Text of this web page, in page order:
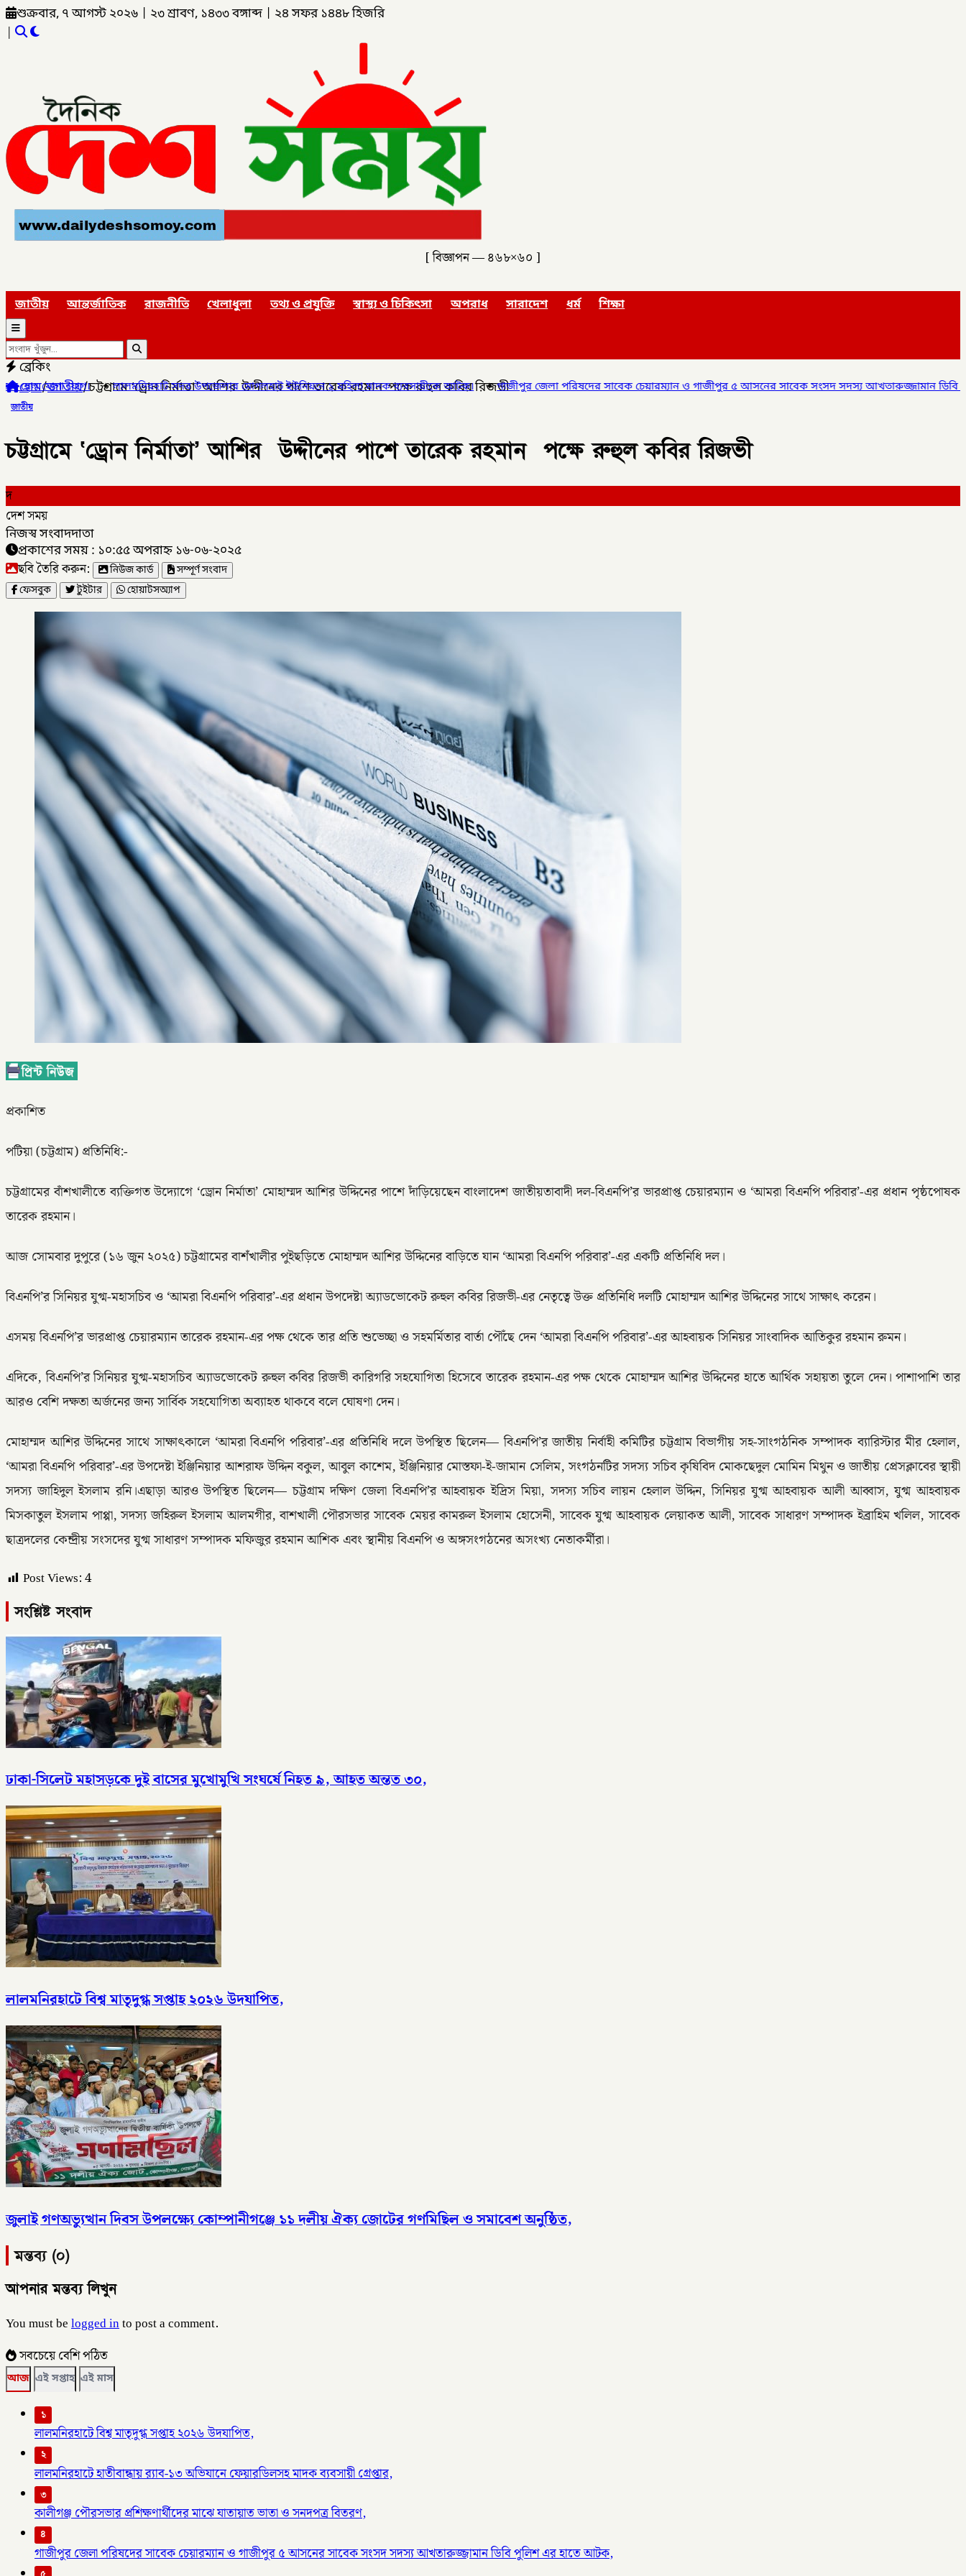
শুক্রবার, ৭ আগস্ট ২০২৬ ২৩ শ্রাবণ, ১৪৩৩ বঙ্গাব্দ ২৪ সফর ১৪৪৮ হিজরি
|
[ বিজ্ঞাপন — ৪৬৮×৬০ ]
জাতীয় আন্তর্জাতিক রাজনীতি খেলাধুলা তথ্য ও প্রযুক্তি স্বাস্থ্য ও চিকিৎসা অপরাধ সারাদেশ ধর্ম শিক্ষা
ব্রেকিং
সদর উপজেলার মোগলহাট ইউনিয়নে ১ মহিলা মাদক ব্যবসায়ীকে আটক।✦গাজীপুর জেলা পরিষদের সাবেক চেয়ারম্যান ও গাজীপুর ৫ আসনের সাবেক সংসদ সদস্য আখতারুজ্জামান ডিবি পুলিশ এর হাতে আটক,✦
হোম/জাতীয়/চট্টগ্রামে ‘ড্রোন নির্মাতা’ আশির উদ্দীনের পাশে তারেক রহমান পক্ষে রুহুল কবির রিজভী
জাতীয়
চট্টগ্রামে ‘ড্রোন নির্মাতা’ আশির উদ্দীনের পাশে তারেক রহমান পক্ষে রুহুল কবির রিজভী
দ
দেশ সময়
নিজস্ব সংবাদদাতা
প্রকাশের সময় : ১০:৫৫ অপরাহ্ন ১৬-০৬-২০২৫
ছবি তৈরি করুন: নিউজ কার্ড
সম্পূর্ণ সংবাদ
ফেসবুক
টুইটার হোয়াটসঅ্যাপ
প্রকাশিত
পটিয়া (চট্টগ্রাম) প্রতিনিধি:-
চট্টগ্রামের বাঁশখালীতে ব্যক্তিগত উদ্যোগে ‘ড্রোন নির্মাতা’ মোহাম্মদ আশির উদ্দিনের পাশে দাঁড়িয়েছেন বাংলাদেশ জাতীয়তাবাদী দল-বিএনপি’র ভারপ্রাপ্ত চেয়ারম্যান ও ‘আমরা বিএনপি পরিবার’-এর প্রধান পৃষ্ঠপোষক
তারেক রহমান।
আজ সোমবার দুপুরে (১৬ জুন ২০২৫) চট্টগ্রামের বাশঁখালীর পুইছড়িতে মোহাম্মদ আশির উদ্দিনের বাড়িতে যান ‘আমরা বিএনপি পরিবার’-এর একটি প্রতিনিধি দল।
বিএনপি’র সিনিয়র যুগ্ম-মহাসচিব ও ‘আমরা বিএনপি পরিবার’-এর প্রধান উপদেষ্টা অ্যাডভোকেট রুহুল কবির রিজভী-এর নেতৃত্বে উক্ত প্রতিনিধি দলটি মোহাম্মদ আশির উদ্দিনের সাথে সাক্ষাৎ করেন।
এসময় বিএনপি’র ভারপ্রাপ্ত চেয়ারম্যান তারেক রহমান-এর পক্ষ থেকে তার প্রতি শুভেচ্ছা ও সহমর্মিতার বার্তা পৌঁছে দেন ‘আমরা বিএনপি পরিবার’-এর আহবায়ক সিনিয়র সাংবাদিক আতিকুর রহমান রুমন।
এদিকে, বিএনপি’র সিনিয়র যুগ্ম-মহাসচিব অ্যাডভোকেট রুহুল কবির রিজভী কারিগরি সহযোগিতা হিসেবে তারেক রহমান-এর পক্ষ থেকে মোহাম্মদ আশির উদ্দিনের হাতে আর্থিক সহায়তা তুলে দেন। পাশাপাশি তার
আরও বেশি দক্ষতা অর্জনের জন্য সার্বিক সহযোগিতা অব্যাহত থাকবে বলে ঘোষণা দেন।
মোহাম্মদ আশির উদ্দিনের সাথে সাক্ষাৎকালে ‘আমরা বিএনপি পরিবার’-এর প্রতিনিধি দলে উপস্থিত ছিলেন— বিএনপি’র জাতীয় নির্বাহী কমিটির চট্টগ্রাম বিভাগীয় সহ-সাংগঠনিক সম্পাদক ব্যারিস্টার মীর হেলাল,
‘আমরা বিএনপি পরিবার’-এর উপদেষ্টা ইঞ্জিনিয়ার আশরাফ উদ্দিন বকুল, আবুল কাশেম, ইঞ্জিনিয়ার মোস্তফা-ই-জামান সেলিম, সংগঠনটির সদস্য সচিব কৃষিবিদ মোকছেদুল মোমিন মিথুন ও জাতীয় প্রেসক্লাবের স্থায়ী
সদস্য জাহিদুল ইসলাম রনি।এছাড়া আরও উপস্থিত ছিলেন— চট্টগ্রাম দক্ষিণ জেলা বিএনপি’র আহবায়ক ইদ্রিস মিয়া, সদস্য সচিব লায়ন হেলাল উদ্দিন, সিনিয়র যুগ্ম আহবায়ক আলী আব্বাস, যুগ্ম আহবায়ক
মিসকাতুল ইসলাম পাপ্পা, সদস্য জহিরুল ইসলাম আলমগীর, বাশখালী পৌরসভার সাবেক মেয়র কামরুল ইসলাম হোসেনী, সাবেক যুগ্ম আহবায়ক লেয়াকত আলী, সাবেক সাধারণ সম্পাদক ইব্রাহিম খলিল, সাবেক
ছাত্রদলের কেন্দ্রীয় সংসদের যুগ্ম সাধারণ সম্পাদক মফিজুর রহমান আশিক এবং স্থানীয় বিএনপি ও অঙ্গসংগঠনের অসংখ্য নেতাকর্মীরা।
Post Views:4
সংশ্লিষ্ট সংবাদ
ঢাকা-সিলেট মহাসড়কে দুই বাসের মুখোমুখি সংঘর্ষে নিহত ৯, আহত অন্তত ৩০,
লালমনিরহাটে বিশ্ব মাতৃদুগ্ধ সপ্তাহ ২০২৬ উদযাপিত,
জুলাই গণঅভ্যুত্থান দিবস উপলক্ষ্যে কোম্পানীগঞ্জে ১১ দলীয় ঐক্য জোটের গণমিছিল ও সমাবেশ অনুষ্ঠিত,
মন্তব্য (০)
আপনার মন্তব্য লিখুন
You must belogged into post a comment.
সবচেয়ে বেশি পঠিত
আজ এই সপ্তাহ এই মাস
১
লালমনিরহাটে বিশ্ব মাতৃদুগ্ধ সপ্তাহ ২০২৬ উদযাপিত,
২
লালমনিরহাটে হাতীবান্ধায় র‌্যাব-১৩ অভিযানে ফেয়ারডিলসহ মাদক ব্যবসায়ী গ্রেপ্তার,
৩
কালীগঞ্জ পৌরসভার প্রশিক্ষণার্থীদের মাঝে যাতায়াত ভাতা ও সনদপত্র বিতরণ,
৪
গাজীপুর জেলা পরিষদের সাবেক চেয়ারম্যান ও গাজীপুর ৫ আসনের সাবেক সংসদ সদস্য আখতারুজ্জামান ডিবি পুলিশ এর হাতে আটক,